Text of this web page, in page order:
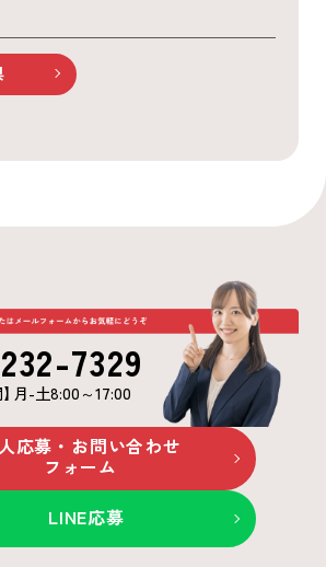
7329
】 月-土8:00～17:00
応募・お問い合わせ
フォーム
LINE応募